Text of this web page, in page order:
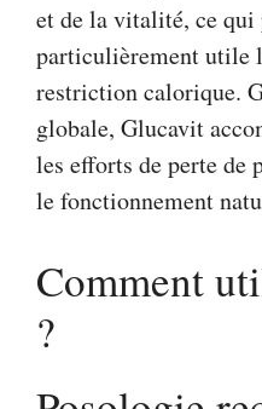
et de la vitalité, ce qui
particulièrement utile
restriction calorique.
globale, Glucavit
les efforts de perte de
le fonctionnement
Comment
?